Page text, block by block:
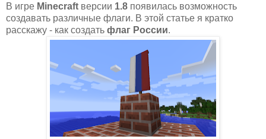
В игре Minecraft версии 1.8 появилась возможность
создавать различные флаги. В этой статье я кратко
расскажу - как создать флаг России.